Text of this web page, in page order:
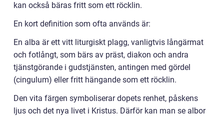
kan också bäras fritt som ett röcklin.
En kort definition som ofta används är:
En alba är ett vitt liturgiskt plagg, vanligtvis långärmat
och fotlångt, som bärs av präst, diakon och andra
tjänstgörande i gudstjänsten, antingen med gördel
(cingulum) eller fritt hängande som ett röcklin.
Den vita färgen symboliserar dopets renhet, påskens
ljus och det nya livet i Kristus. Därför kan man se albor